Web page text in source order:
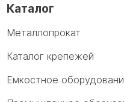
Каталог
Металлопрокат
Каталог крепежей
Емкостное